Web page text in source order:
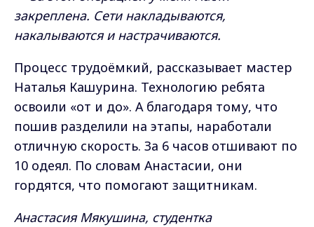
закреплена. Сети накладываются,
накалываются и настрачиваются.
Процесс трудоёмкий, рассказывает мастер
Наталья Кашурина. Технологию ребята
освоили «от и до». А благодаря тому, что
пошив разделили на этапы, наработали
отличную скорость. За 6 часов отшивают по
10 одеял. По словам Анастасии, они
гордятся, что помогают защитникам.
Анастасия Мякушина, студентка